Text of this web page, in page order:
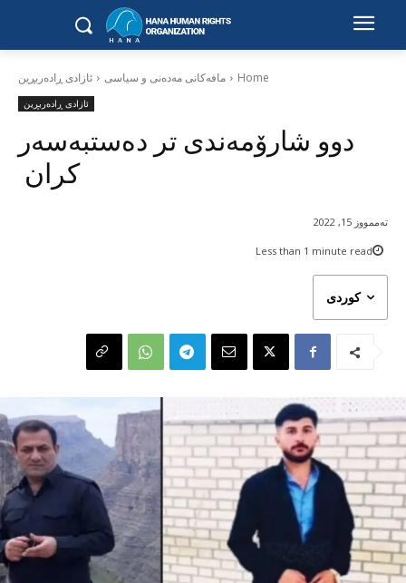
Home مافەکانی مەدەنی و سیاسی ئازادی ڕادەربڕین
ئازادی ڕادەربڕین
دوو شارۆمەندی تر دەستبەسەر
کران
تەممووز 15, 2022
Less than 1 minute read
کوردی